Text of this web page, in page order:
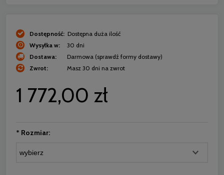
Dostępność: Dostępna duża ilość
Wysyłka w:
30 dni
Dostawa:
Darmowa (sprawdź formy dostawy)
Zwrot:
Masz 30 dni na zwrot
1 772,00 zł
* Rozmiar: